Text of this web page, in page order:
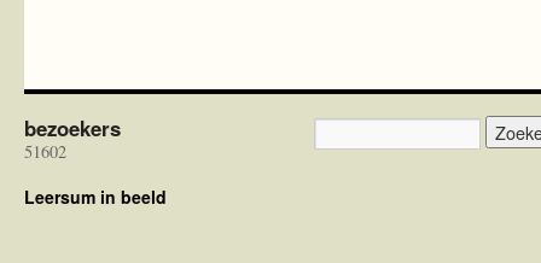
bezoekers
51602
Leersum in beeld